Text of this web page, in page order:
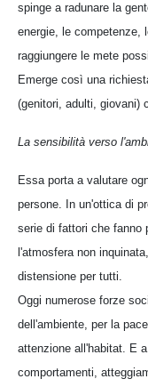
spinge a radunare la
energie, le competenze,
raggiungere le mete
Emerge così una
(genitori, adulti, giovani)
La sensibilità verso
Essa porta a valutare
persone. In un'ottica di
serie di fattori che fanno
l'atmosfera non
distensione per tutti.
Oggi numerose forze
dell'ambiente, per la
attenzione all'habitat. E
comportamenti,